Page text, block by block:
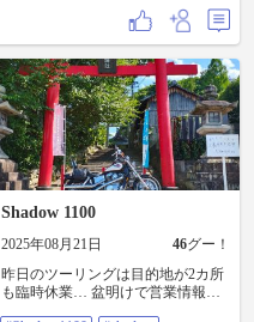
Shadow 1100
2025年08月21日 46グー！
昨日のツーリングは目的地が2カ所
も臨時休業… 盆明けで営業情報は